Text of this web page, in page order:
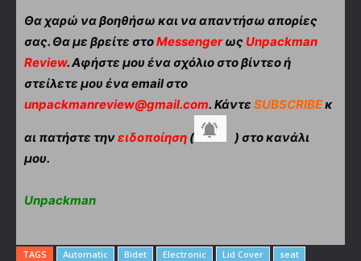
Θα χαρώ να βοηθήσω και να απαντήσω απορίες
σας. Θα με βρείτε στοMessengerως Unpackman
Review. Αφήστε μου ένα σχόλιο στο βίντεο ή
στείλετε μου ένα email στο
unpackmanreview@gmail.com. Κάντε SUBSCRIBEκ
αι πατήστε τηνειδοποίηση (
) στο κανάλι
μου.
Unpackman
TAGS Automatic Bidet Electronic Lid Cover
seat